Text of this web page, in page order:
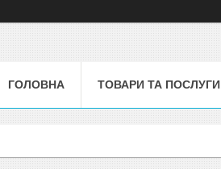
ГОЛОВНА ТОВАРИ ТА ПОСЛУГИ